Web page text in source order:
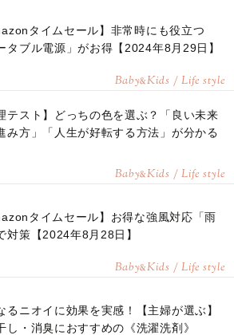
タイムセール】非常時にも役立つ
タブル電源」がお得【2024年8月29日】
Baby&Kids / Life style
テスト】どっちの色を選ぶ？「良い未来
み方」「人生が好転する方法」が分かる
Baby&Kids / Life style
タイムセール】お得な強風対応「雨
対策【2024年8月28日】
Baby&Kids / Life style
るニオイに効果を実感！【主婦が選ぶ】
し・消臭におすすめの《洗濯洗剤》